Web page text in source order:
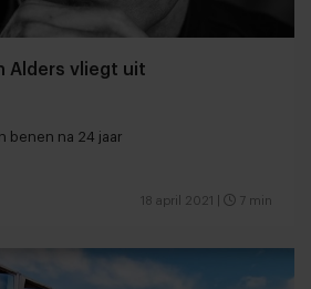
Alders vliegt uit
benen na 24 jaar
18 april 2021 7 min